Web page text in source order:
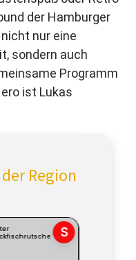
der Hamburger
nur eine
sondern auch
Programm
ist Lukas
Region